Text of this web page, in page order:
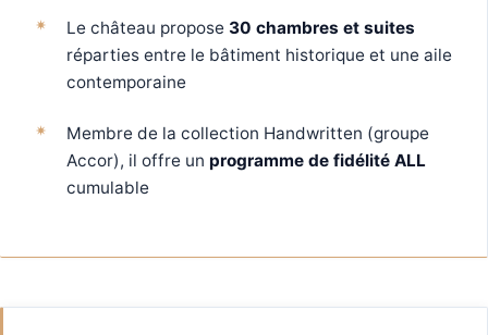
Le château propose 30 chambres et suites
réparties entre le bâtiment historique et une aile
contemporaine
Membre de la collection Handwritten (groupe
Accor), il offre un programme de fidélité ALL
cumulable